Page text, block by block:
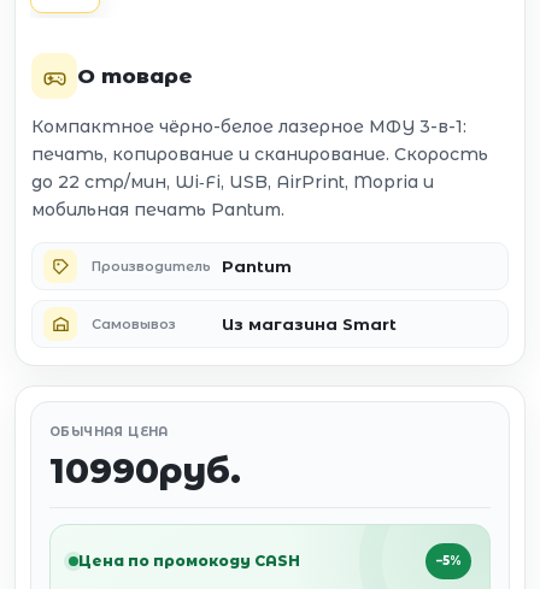
О товаре
Компактное чёрно-белое лазерное МФУ 3-в-1:
печать, копирование и сканирование. Скорость
до 22 стр/мин, Wi‑Fi, USB, AirPrint, Mopria и
мобильная печать Pantum.
Производитель Pantum
Самовывоз Из магазина Smart
ОБЫЧНАЯ ЦЕНА
10990руб.
Цена по промокоду CASH −5%